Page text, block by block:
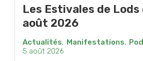
Les Estivales de Lods
août 2026
Actualités, Manifestations,
5 août 2026